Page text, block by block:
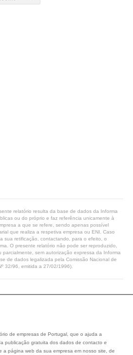
relatório resulta da base de dados da Informa
ou do próprio e faz referência unicamente à
a que se refere, sendo apenas possível
que realiza a respetiva empresa ou ENI. Caso
sua retificação, contactando, para o efeito, o
O presente relatório não pode ser reproduzido,
sem autorização expressa da Informa
de dados legalizada pela Comissão Nacional de
32/96, emitida a 27/02/1996).
de empresas de Portugal, que o ajuda a
publicação gratuita dos dados de contacto e
a página web da sua empresa em nosso site, de